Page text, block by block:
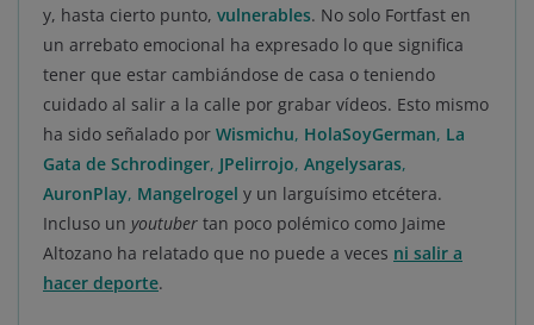
y, hasta cierto punto, vulnerables. No solo Fortfast en
un arrebato emocional ha expresado lo que significa
tener que estar cambiándose de casa o teniendo
cuidado al salir a la calle por grabar vídeos. Esto mismo
ha sido señalado por Wismichu, HolaSoyGerman, La
Gata de Schrodinger, JPelirrojo, Angelysaras,
AuronPlay, Mangelrogel y un larguísimo etcétera.
Incluso un youtuber tan poco polémico como Jaime
Altozano ha relatado que no puede a veces ni salir a
hacer deporte.